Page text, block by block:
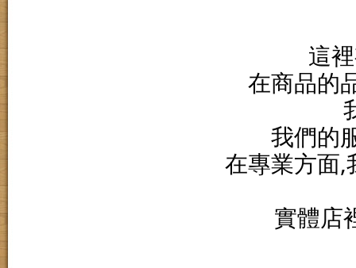
這
在商品的
我們的
在專業方面,
實體店